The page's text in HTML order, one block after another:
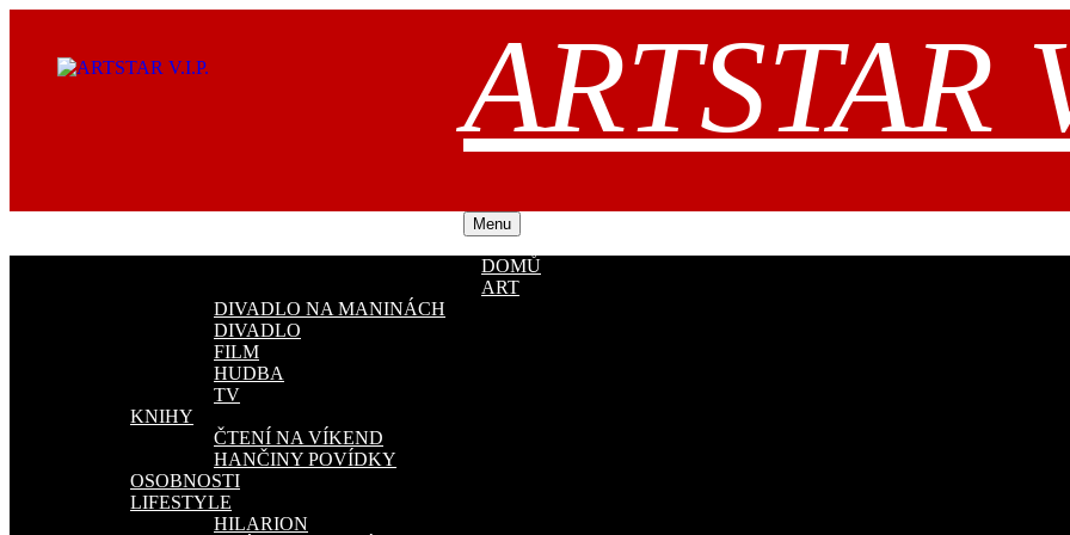
obsahu
ARTSTAR
Menu
DOMŮ
ART
DIVADLO NA MANINÁCH
DIVADLO
FILM
HUDBA
TV
KNIHY
ČTENÍ NA VÍKEND
HANČINY POVÍDKY
OSOBNOSTI
LIFESTYLE
HILARION